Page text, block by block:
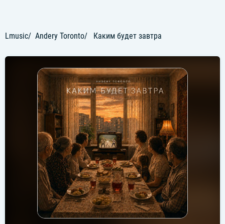
Lmusic Andery Toronto Каким будет завтра